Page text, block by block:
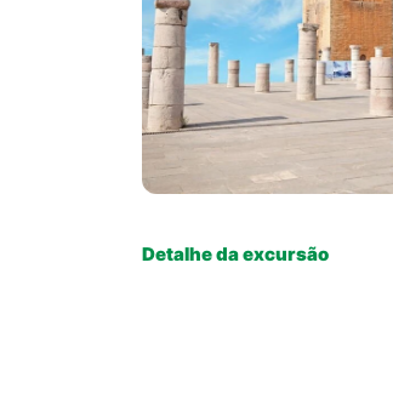
Detalhe da excursão